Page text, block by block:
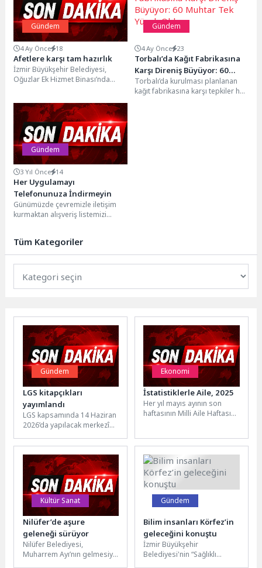
Gündem
4 Ay Önce 18
Afetlere karşı tam hazırlık
İzmir Büyükşehir Belediyesi,
Oğuzlar Ek Hizmet Binası’nda
anlarında...
Gündem
4 Ay Önce 23
Torbalı’da Kağıt Fabrikasına
Karşı Direniş Büyüyor: 60
Muhtar Tek Yürek Oldu
Torbalı’da kurulması planlanan
kağıt fabrikasına karşı tepkiler her
Gündem
3 Yıl Önce 14
Her Uygulamayı
Telefonunuza İndirmeyin
Günümüzde çevremizle iletişim
kurmaktan alışveriş listemizi
kullanıyoruz....
Tüm Kategoriler
Gündem
LGS kitapçıkları
yayımlandı
LGS kapsamında 14 Haziran
2026’da yapılacak merkezî
desteklemek amacıyla
Ölçme, Değerlendirme ve...
Ekonomi
İstatistiklerle Aile, 2025
Her yıl mayıs ayının son
haftasının Milli Aile Haftası
Kültür Sanat
Nilüfer’de aşure
geleneği sürüyor
Nilüfer Belediyesi,
Muharrem Ayı’nın gelmesiyle
Gündem
Bilim insanları Körfez’in
geleceğini konuştu
İzmir Büyükşehir
Belediyesi'nin “Sağlıklı